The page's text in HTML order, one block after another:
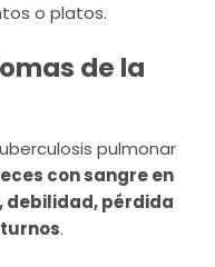
o platos.
de la
pulmonar
con sangre en
debilidad, pérdida
.